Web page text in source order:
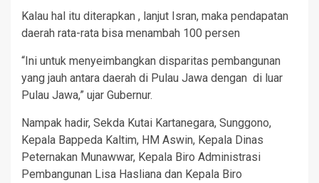
Kalau hal itu diterapkan , lanjut Isran, maka pendapatan
daerah rata-rata bisa menambah 100 persen
“Ini untuk menyeimbangkan disparitas pembangunan
yang jauh antara daerah di Pulau Jawa dengan di luar
Pulau Jawa,” ujar Gubernur.
Nampak hadir, Sekda Kutai Kartanegara, Sunggono,
Kepala Bappeda Kaltim, HM Aswin, Kepala Dinas
Peternakan Munawwar, Kepala Biro Administrasi
Pembangunan Lisa Hasliana dan Kepala Biro